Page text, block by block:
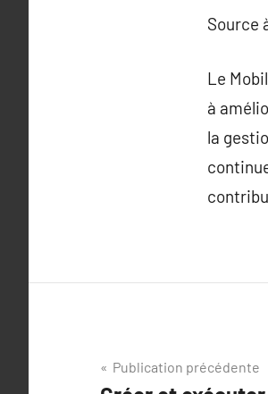
Source
Le
à
la
Navigation
Publication précédente